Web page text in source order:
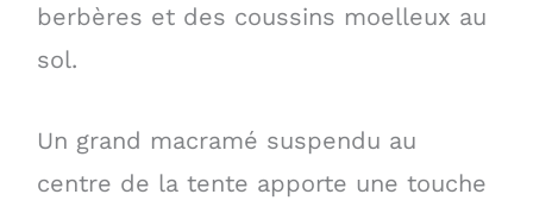
berbères et des coussins moelleux au
sol.
Un grand macramé suspendu au
centre de la tente apporte une touche